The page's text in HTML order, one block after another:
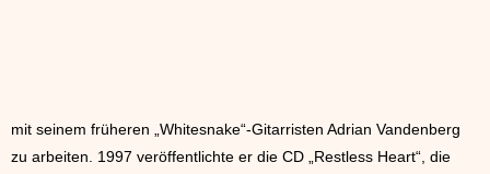
mit seinem früheren „Whitesnake“-Gitarristen Adrian Vandenberg
zu arbeiten. 1997 veröffentlichte er die CD „Restless Heart“, die